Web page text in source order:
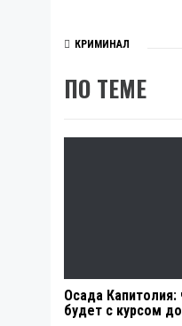
КРИМИНАЛ
ПО ТЕМЕ
Осада Капитолия:
будет с курсом